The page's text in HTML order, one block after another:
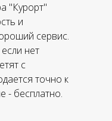
"Курорт"
и
сервис.
нет
с
точно к
- бесплатно.